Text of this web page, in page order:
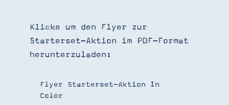
Klicke um den Flyer zur
Starterset-Aktion im PDF-Format
herunterzuladen:
Flyer Starterset-Aktion In
Color